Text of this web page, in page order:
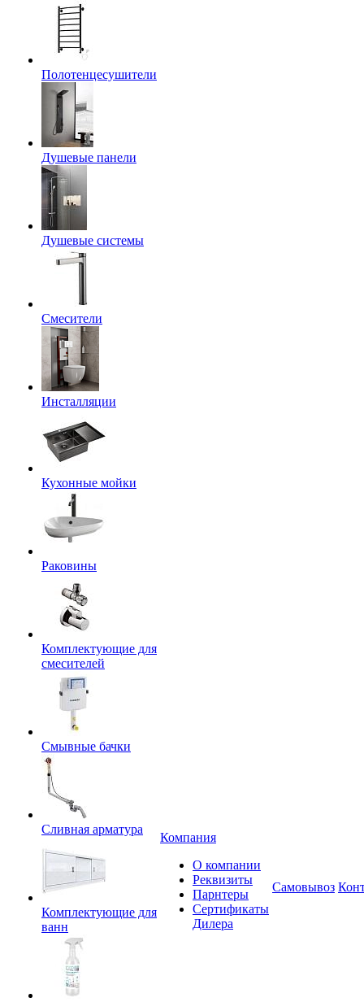
Полотенцесушители
Душевые панели
Душевые системы
Смесители
Инсталляции
Кухонные мойки
Раковины
Комплектующие для
смесителей
Смывные бачки
Сливная арматура
Комплектующие для
ванн
Компания
О компании
Реквизиты
Парнтеры
Сертификаты
Дилера
Самовывоз